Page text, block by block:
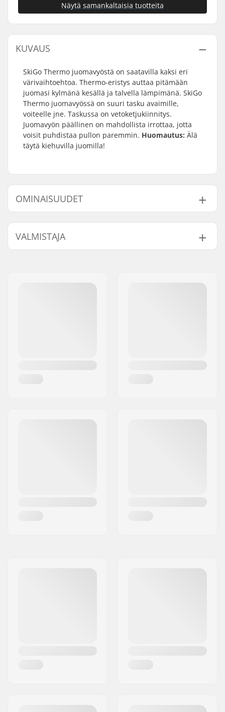
Näytä samankaltaisia tuotteita
KUVAUS
SkiGo Thermo juomavyöstä on saatavilla kaksi eri
värivaihtoehtoa. Thermo-eristys auttaa pitämään
juomasi kylmänä kesällä ja talvella lämpimänä. SkiGo
Thermo juomavyössä on suuri tasku avaimille,
voiteelle jne. Taskussa on vetoketjukiinnitys.
Juomavyön päällinen on mahdollista irrottaa, jotta
voisit puhdistaa pullon paremmin. Huomautus: Älä
täytä kiehuvilla juomilla!
OMINAISUUDET
Aktiviteetti: Talviurheilu
VALMISTAJA